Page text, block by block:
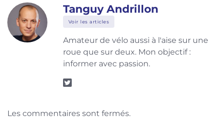
Tanguy Andrillon
Voir les articles
Amateur de vélo aussi à l'aise sur une
roue que sur deux. Mon objectif :
informer avec passion.
Les commentaires sont fermés.